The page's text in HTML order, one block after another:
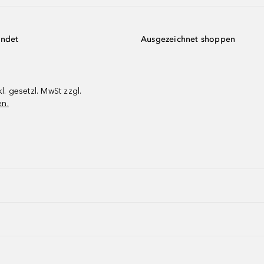
gesetzl. MwSt zzgl.
Ausgezeichnet shoppen